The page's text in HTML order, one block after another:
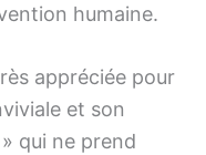
humaine.
appréciée pour
et son
qui ne prend